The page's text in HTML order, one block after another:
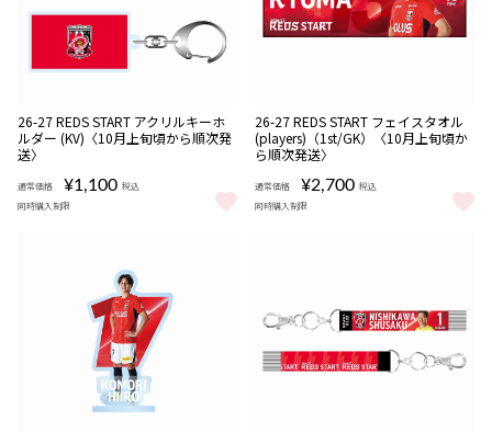
NEW
期間限定
受注
商品
08/06 18:00〜08/16
22:00
26-27 REDS START アクリルキーホ
ルダー (KV)〈10月上旬頃から順次発
送〉
通常価格 ¥1,100 税込
同時購入制限
NEW
期間限定
受注
商品
08/06 18:00〜08/16
22:00
26-27 REDS START フェイスタオル
(players)（1st/GK）〈10月上旬頃か
ら順次発送〉
通常価格 ¥2,700 税込
同時購入制限